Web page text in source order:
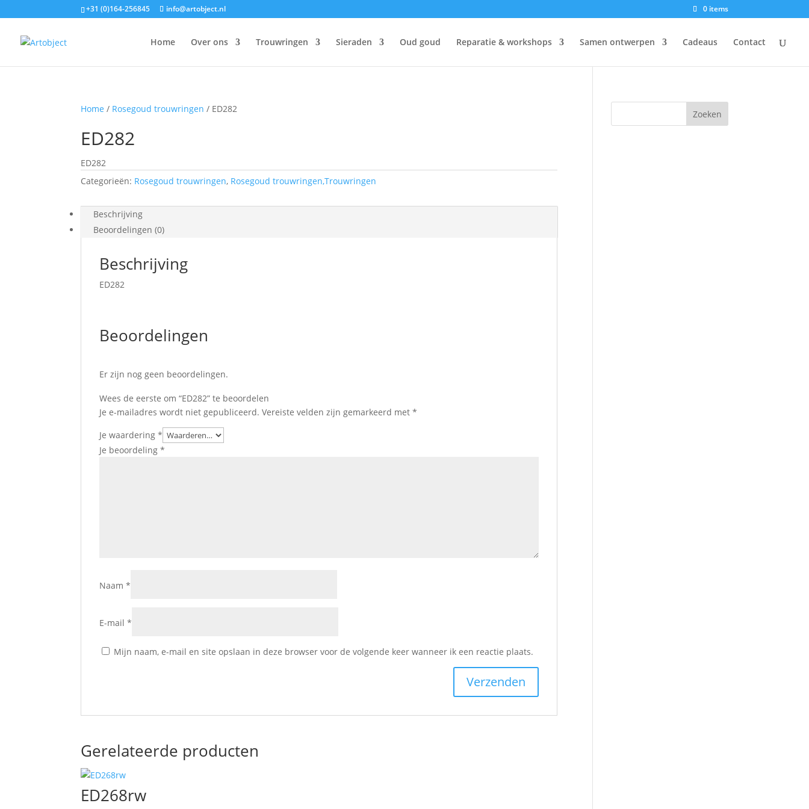
+31 (0)164-256845 info@artobject.nl 0 items
Home Over ons Trouwringen Sieraden Oud goud Reparatie & workshops Samen ontwerpen Cadeaus Contact
Home / Rosegoud trouwringen / ED282
ED282
ED282
Categorieën: Rosegoud trouwringen, Rosegoud trouwringen,Trouwringen
Beschrijving
Beoordelingen (0)
Beschrijving
ED282
Beoordelingen
Er zijn nog geen beoordelingen.
Wees de eerste om “ED282” te beoordelen
Je e-mailadres wordt niet gepubliceerd. Vereiste velden zijn gemarkeerd met*
Je waardering*
Je beoordeling*
Naam*
E-mail*
Mijn naam, e-mail en site opslaan in deze browser voor de volgende keer wanneer ik een reactie plaats.
Gerelateerde producten
ED268rw